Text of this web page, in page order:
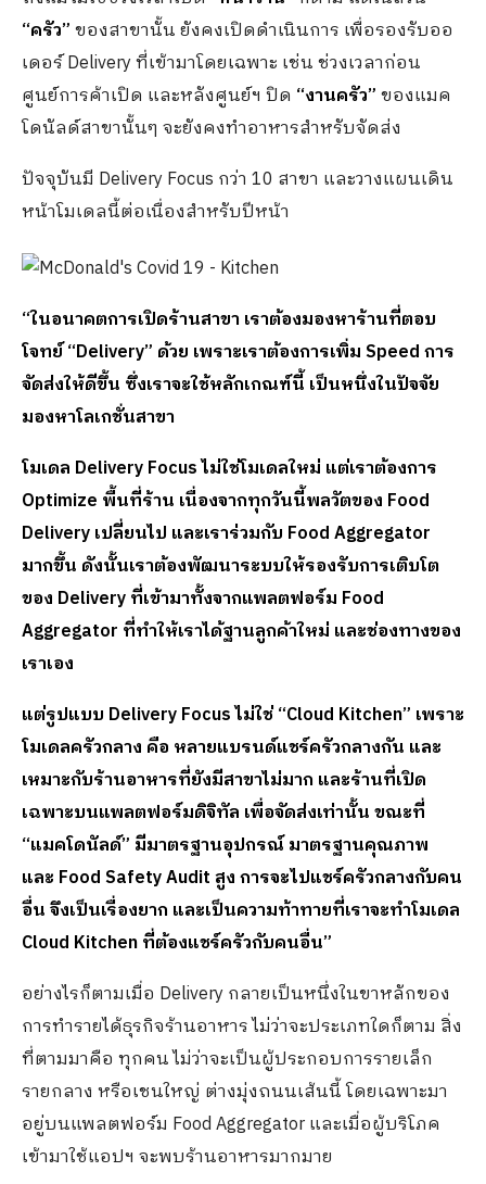
“ครัว”ของสาขานั้น ยังคงเปิดดำเนินการ เพื่อรองรับออ
เดอร์ Delivery ที่เข้ามาโดยเฉพาะ เช่น ช่วงเวลาก่อน
ศูนย์การค้าเปิด และหลังศูนย์ฯ ปิด “งานครัว”ของแมค
โดนัลด์สาขานั้นๆ จะยังคงทำอาหารสำหรับจัดส่ง
ปัจจุบันมี Delivery Focus กว่า 10 สาขา และวางแผนเดิน
หน้าโมเดลนี้ต่อเนื่องสำหรับปีหน้า
“ในอนาคตการเปิดร้านสาขา เราต้องมองหาร้านที่ตอบ
โจทย์​ “Delivery” ด้วย เพราะเราต้องการเพิ่ม Speed การ
จัดส่งให้ดีขึ้น ซึ่งเราจะใช้หลักเกณฑ์นี้ เป็นหนึ่งในปัจจัย
มองหาโลเกชั่นสาขา
โมเดล Delivery Focus ไม่ใช่โมเดลใหม่ แต่เราต้องการ
Optimize พื้นที่ร้าน เนื่องจากทุกวันนี้พลวัตของ Food
Delivery เปลี่ยนไป และเราร่วมกับ Food Aggregator
มากขึ้น ดังนั้นเราต้องพัฒนาระบบให้รองรับการเติบโต
ของ Delivery ที่เข้ามาทั้งจากแพลตฟอร์ม Food
Aggregator ที่ทำให้เราได้ฐานลูกค้าใหม่ และช่องทางของ
เราเอง
แต่รูปแบบ Delivery Focus ไม่ใช่ “Cloud Kitchen” เพราะ
โมเดลครัวกลาง คือ หลายแบรนด์แชร์ครัวกลางกัน และ
เหมาะกับร้านอาหารที่ยังมีสาขาไม่มาก และร้านที่เปิด
เฉพาะบนแพลตฟอร์มดิจิทัล เพื่อจัดส่งเท่านั้น ขณะที่
“แมคโดนัลด์” มีมาตรฐานอุปกรณ์ มาตรฐานคุณภาพ
และ Food Safety Audit สูง การจะไปแชร์ครัวกลางกับคน
อื่น จึงเป็นเรื่องยาก และเป็นความท้าทายที่เราจะทำโมเดล
Cloud Kitchen ที่ต้องแชร์ครัวกับคนอื่น”
อย่างไรก็ตามเมื่อ Delivery กลายเป็นหนึ่งในขาหลักของ
การทำรายได้ธุรกิจร้านอาหาร ไม่ว่าจะประเภทใดก็ตาม สิ่ง
ที่ตามมาคือ ทุกคน ไม่ว่าจะเป็นผู้ประกอบการรายเล็ก
รายกลาง หรือเชนใหญ่ ต่างมุ่งถนนเส้นนี้ โดยเฉพาะมา
อยู่บนแพลตฟอร์ม Food Aggregator และเมื่อผู้บริโภค
เข้ามาใช้แอปฯ จะพบร้านอาหารมากมาย